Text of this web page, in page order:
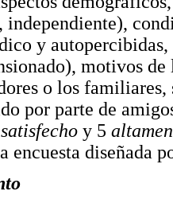
independiente),
y
motivos
o los
por parte de
y 5
encuesta diseñada